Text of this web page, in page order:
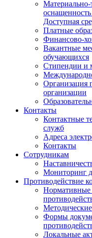
Материально-
оснащенность
Доступная
Платные
Финансово-
Вакантные
обучающихся
Стипендии и
Организация
организации
Контакты
Контактные
служб
Адреса
Контакты
Сотрудникам
Мониторинг
Противодействие
Нормативные
Формы
Локальные